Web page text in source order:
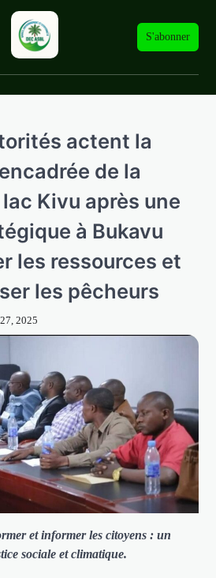
S'abonner
actent la
de la
Kivu après une
à Bukavu
les ressources et
les pêcheurs
2025
et informer les citoyens : un
sociale et climatique.